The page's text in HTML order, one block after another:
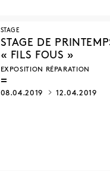
STAGE
STAGE DE
« FILS FOUS »
EXPOSITION RÉPARATION
08.04.2019 12.04.2019